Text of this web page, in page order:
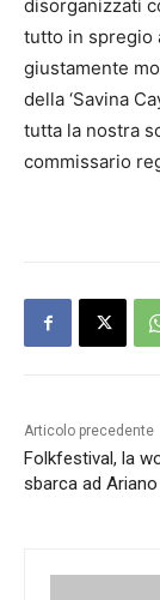
disorganizzati
tutto in spregio
giustamente
della ‘Savina
tutta la nostra
commissario
Articolo precedente
Folkfestival, la
sbarca ad